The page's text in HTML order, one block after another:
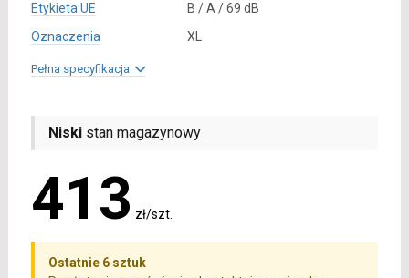
Etykieta UE
B / A / 69 dB
Oznaczenia
XL
Pełna specyfikacja
Niskistan magazynowy
413 zł/szt.
Ostatnie 6 sztuk